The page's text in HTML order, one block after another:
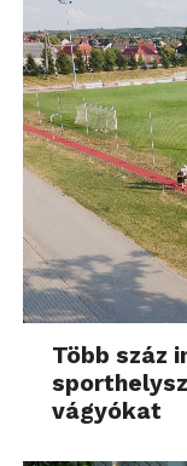
Több száz
vágyókat